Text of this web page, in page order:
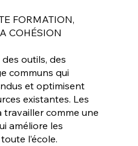
FORMATION,
COHÉSION
outils, des
communs qui
et optimisent
existantes. Les
comme une
améliore les
l’école.